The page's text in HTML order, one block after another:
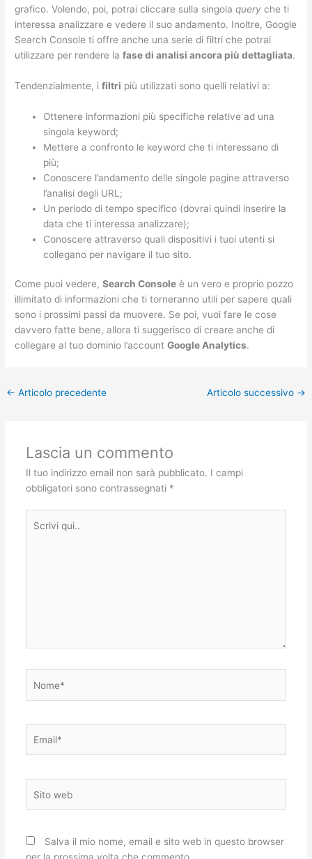
grafico. Volendo, poi, potrai cliccare sulla singolaquery che ti
interessa analizzare e vedere il suo andamento. Inoltre, Google
Search Console ti offre anche una serie di filtri che potrai
utilizzare per rendere lafase di analisi ancora più dettagliata.
Tendenzialmente, ifiltri più utilizzati sono quelli relativi a:
Ottenere informazioni più specifiche relative ad una
singola keyword;
Mettere a confronto le keyword che ti interessano di
più;
Conoscere l’andamento delle singole pagine attraverso
l’analisi degli URL;
Un periodo di tempo specifico (dovrai quindi inserire la
data che ti interessa analizzare);
Conoscere attraverso quali dispositivi i tuoi utenti si
collegano per navigare il tuo sito.
Come puoi vedere,Search Console è un vero e proprio pozzo
illimitato di informazioni che ti torneranno utili per sapere quali
sono i prossimi passi da muovere. Se poi, vuoi fare le cose
davvero fatte bene, allora ti suggerisco di creare anche di
collegare al tuo dominio l’accountGoogle Analytics.
← Articolo precedente Articolo successivo →
Lascia un commento
Il tuo indirizzo email non sarà pubblicato. I campi
obbligatori sono contrassegnati *
qui..
web
Salva il mio nome, email e sito web in questo browser
per la prossima volta che commento.